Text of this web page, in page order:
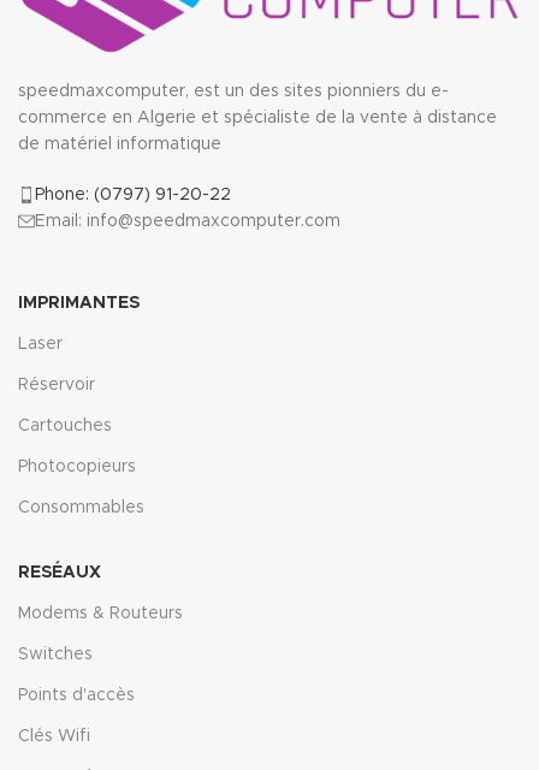
speedmaxcomputer, est un des sites pionniers du e-
commerce en Algerie et spécialiste de la vente à distance
de matériel informatique
Phone: (0797) 91-20-22
Email: info@speedmaxcomputer.com
IMPRIMANTES
Laser
Réservoir
Cartouches
Photocopieurs
Consommables
RESÉAUX
Modems & Routeurs
Switches
Points d'accès
Clés Wifi